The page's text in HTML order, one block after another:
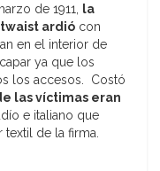
de 1911, la
ardió con
en el interior de
ya que los
los accesos. Costó
las víctimas eran
e italiano que
textil de la firma.